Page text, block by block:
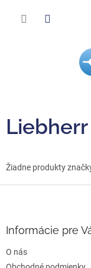
Liebherr
Žiadne produkty
Informácie pre
O nás